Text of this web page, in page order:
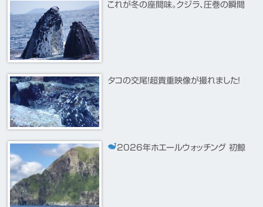
これが冬の座間味。クジラ、圧巻の瞬間
タコの交尾！超貴重映像が撮れました！
2026年ホエールウォッチング 初鯨